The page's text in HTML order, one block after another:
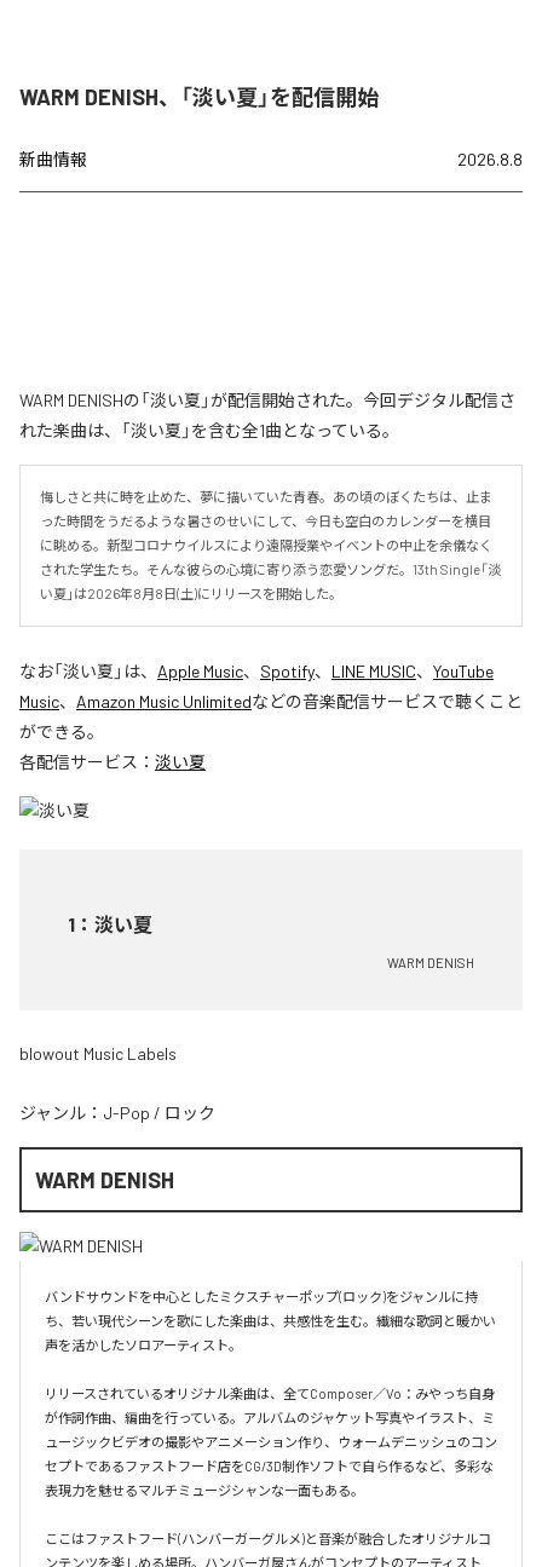
WARM DENISH、「淡い夏」を配信開始
新曲情報 2026.8.8
WARM DENISHの「淡い夏」が配信開始された。今回デジタル配信さ
れた楽曲は、「淡い夏」を含む全1曲となっている。
悔しさと共に時を止めた、夢に描いていた青春。あの頃のぼくたちは、止ま
った時間をうだるような暑さのせいにして、今日も空白のカレンダーを横目
に眺める。新型コロナウイルスにより遠隔授業やイベントの中止を余儀なく
された学生たち。そんな彼らの心境に寄り添う恋愛ソングだ。13th Single「淡
い夏」は2026年8月8日(土)にリリースを開始した。
なお「淡い夏 」は、 Apple Music、 Spotify、 LINE MUSIC、 YouTube
Music、 Amazon Music Unlimitedなどの音楽配信サービスで聴くこと
ができる。
各配信サービス： 淡い夏
1 ： 淡い夏
WARM DENISH
blowout Music Labels
ジャンル： J-Pop / ロック
WARM DENISH
バンドサウンドを中心としたミクスチャーポップ(ロック)をジャンルに持
ち、若い現代シーンを歌にした楽曲は、共感性を生む。繊細な歌詞と暖かい
声を活かしたソロアーティスト。
リリースされているオリジナル楽曲は、全てComposer／Vo：みやっち自身
が作詞作曲、編曲を行っている。アルバムのジャケット写真やイラスト、ミ
ュージックビデオの撮影やアニメーション作り、ウォームデニッシュのコン
セプトであるファストフード店をCG/3D制作ソフトで自ら作るなど、多彩な
表現力を魅せるマルチミュージシャンな一面もある。
ここはファストフード(ハンバーガーグルメ)と音楽が融合したオリジナルコ
ンテンツを楽しめる場所。ハンバーガ屋さんがコンセプトのアーティスト